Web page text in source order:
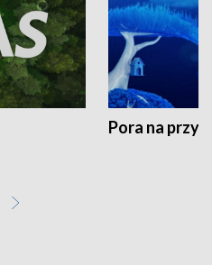
Pora na